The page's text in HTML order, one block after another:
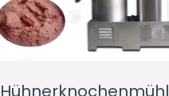
Hühnerknochenmühl